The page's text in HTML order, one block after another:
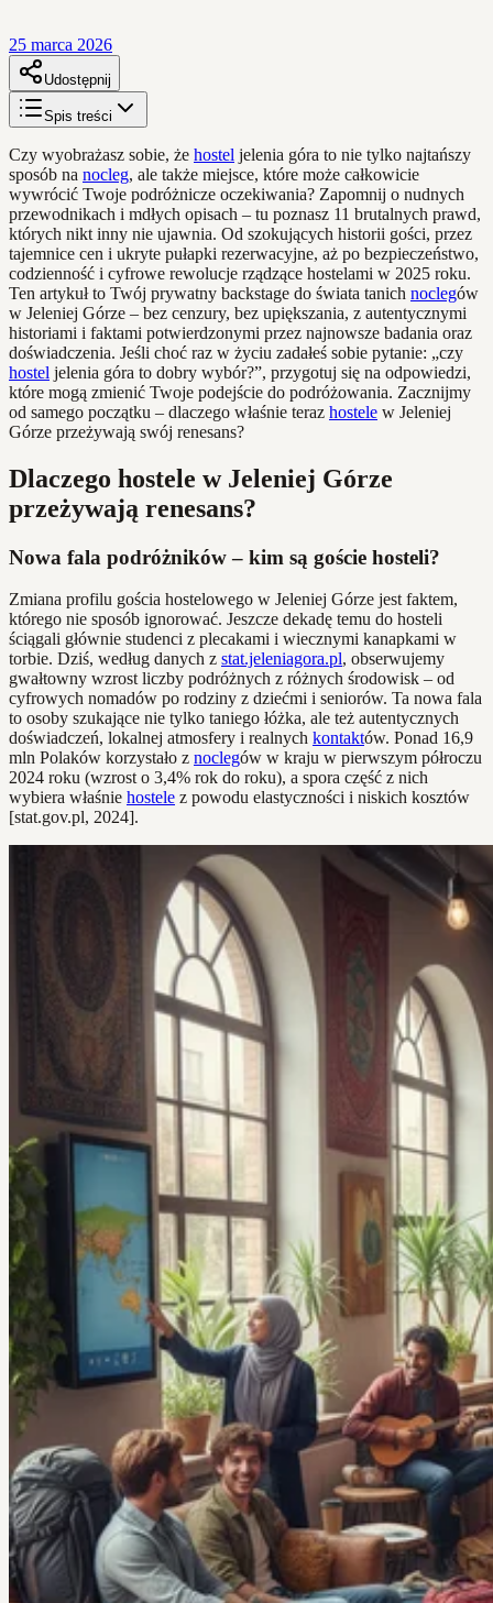
25 marca 2026
Udostępnij
Spis treści
Czy wyobrażasz sobie, że hostel jelenia góra to nie tylko najtańszy
sposób na nocleg, ale także miejsce, które może całkowicie
wywrócić Twoje podróżnicze oczekiwania? Zapomnij o nudnych
przewodnikach i mdłych opisach – tu poznasz 11 brutalnych prawd,
których nikt inny nie ujawnia. Od szokujących historii gości, przez
tajemnice cen i ukryte pułapki rezerwacyjne, aż po bezpieczeństwo,
codzienność i cyfrowe rewolucje rządzące hostelami w 2025 roku.
Ten artykuł to Twój prywatny backstage do świata tanich noclegów
w Jeleniej Górze – bez cenzury, bez upiększania, z autentycznymi
historiami i faktami potwierdzonymi przez najnowsze badania oraz
doświadczenia. Jeśli choć raz w życiu zadałeś sobie pytanie: „czy
hostel jelenia góra to dobry wybór?”, przygotuj się na odpowiedzi,
które mogą zmienić Twoje podejście do podróżowania. Zacznijmy
od samego początku – dlaczego właśnie teraz hostele w Jeleniej
Górze przeżywają swój renesans?
Dlaczego hostele w Jeleniej Górze
przeżywają renesans?
Nowa fala podróżników – kim są goście hosteli?
Zmiana profilu gościa hostelowego w Jeleniej Górze jest faktem,
którego nie sposób ignorować. Jeszcze dekadę temu do hosteli
ściągali głównie studenci z plecakami i wiecznymi kanapkami w
torbie. Dziś, według danych z stat.jeleniagora.pl, obserwujemy
gwałtowny wzrost liczby podróżnych z różnych środowisk – od
cyfrowych nomadów po rodziny z dziećmi i seniorów. Ta nowa fala
to osoby szukające nie tylko taniego łóżka, ale też autentycznych
doświadczeń, lokalnej atmosfery i realnych kontaktów. Ponad 16,9
mln Polaków korzystało z noclegów w kraju w pierwszym półroczu
2024 roku (wzrost o 3,4% rok do roku), a spora część z nich
wybiera właśnie hostele z powodu elastyczności i niskich kosztów
[stat.gov.pl, 2024].